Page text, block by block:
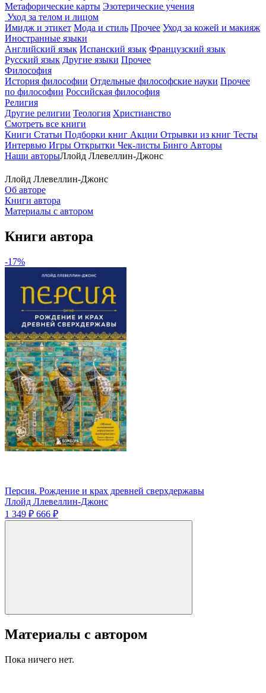
Метафорические карты Эзотерические учения
Уход за телом и лицом
Имидж и этикет Мода и стиль Прочее Уход за кожей и макияж
Иностранные языки
Английский язык Испанский язык Французский язык
Русский язык Другие языки Прочее
Философия
История философии Отдельные философские науки Прочее
по философии Российская философия
Религия
Другие религии Теология Христианство
Смотреть все книги
Книги Статьи Подборки книг Акции Отрывки из книг Тесты
Интервью Игры Открытки Чек-листы Бинго Авторы
Наши авторыЛлойд Ллевеллин-Джонс
Ллойд Ллевеллин-Джонс
Об авторе
Книги автора
Материалы с автором
Книги автора
-17%
Персия. Рождение и крах древней сверхдержавы
Ллойд Ллевеллин-Джонс
1 349 ₽ 666 ₽
Материалы с автором
Пока ничего нет.